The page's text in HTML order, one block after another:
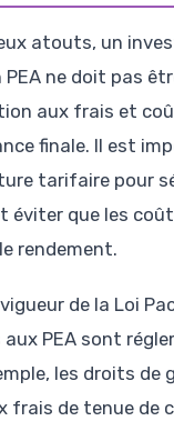
atouts, un
ne doit pas
aux frais et
finale. Il est
tarifaire pour
éviter que les
rendement.
de la Loi
PEA sont
les droits de
frais de tenue de